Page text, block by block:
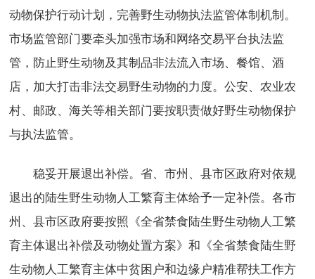
动物保护行动计划，完善野生动物执法监管体制机制。
市场监管部门要牵头加强市场和网络交易平台执法监
管，防止野生动物及其制品非法流入市场、餐馆、酒
店，加大打击非法交易野生动物的力度。公安、农业农
村、邮政、海关等相关部门要按职责做好野生动物保护
与执法监管。
稳妥开展退出补偿。省、市州、县市区政府对依规
退出的陆生野生动物人工繁育主体给予一定补偿。各市
州、县市区政府要按照《全省禁食陆生野生动物人工繁
育主体退出补偿及动物处置方案》和《全省禁食陆生野
生动物人工繁育主体中贫困户和边缘户精准帮扶工作方